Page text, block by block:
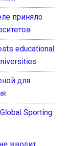
приняло
educational
для
Sporting
вводит